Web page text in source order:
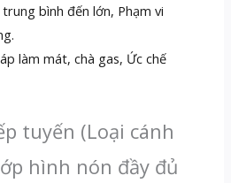
bình đến lớn, Phạm vi
làm mát, chà gas, Ức chế
tuyến (Loại cánh
hình nón đầy đủ